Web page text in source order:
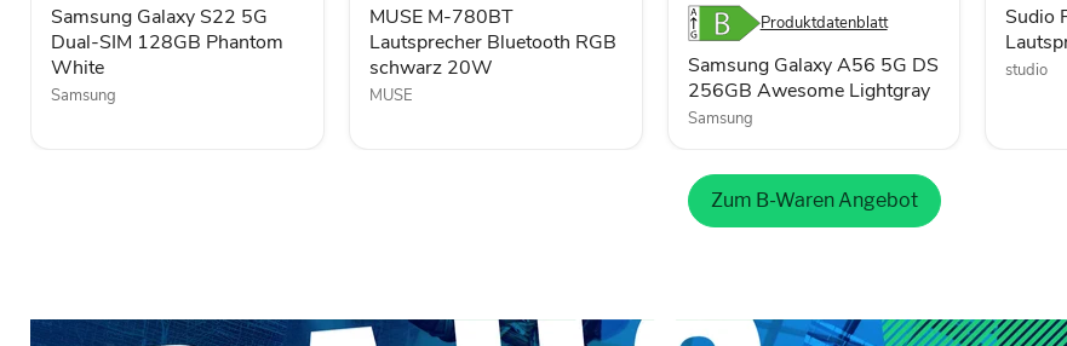
128GB
Phantom
White
Samsung Galaxy S22 5G
Dual-SIM 128GB Phantom
White
Samsung
schwarz
20W
MUSE M-780BT
Lautsprecher Bluetooth RGB
schwarz 20W
MUSE
Awesome
Lightgray
Produktdatenblatt
Samsung Galaxy A56 5G DS
256GB Awesome Lightgray
Samsung
Sudio
studio
Zum B-Waren Angebot